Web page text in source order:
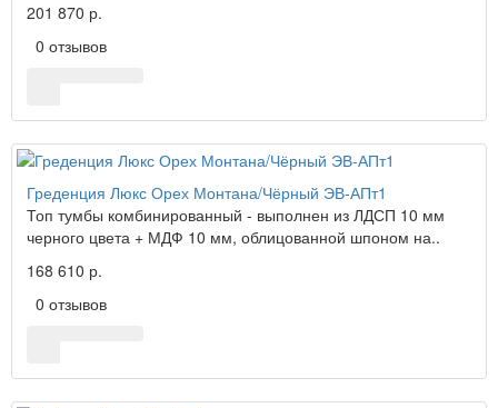
201 870 р.
0 отзывов
Греденция Люкс Орех Монтана/Чёрный ЭВ-АПт1
Топ тумбы комбинированный - выполнен из ЛДСП 10 мм
черного цвета + МДФ 10 мм, облицованной шпоном на..
168 610 р.
0 отзывов